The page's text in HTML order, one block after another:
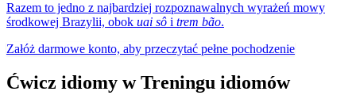
Razem to jedno z najbardziej rozpoznawalnych wyrażeń mowy
środkowej Brazylii, obok uai sô i trem bão.
Załóż darmowe konto, aby przeczytać pełne pochodzenie
Ćwicz idiomy w Treningu idiomów